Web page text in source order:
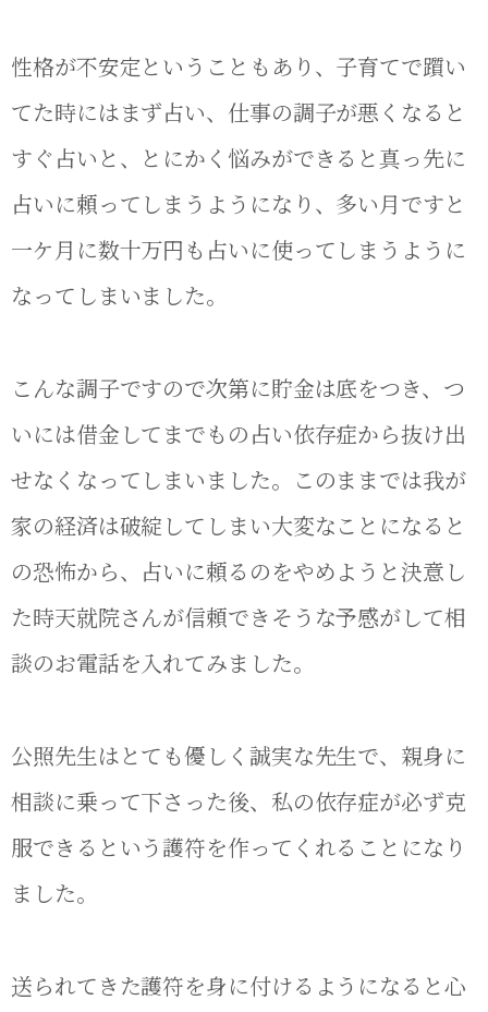
性格が不安定ということもあり、子育てで躓い
てた時にはまず占い、仕事の調子が悪くなると
すぐ占いと、とにかく悩みができると真っ先に
占いに頼ってしまうようになり、多い月ですと
一ケ月に数十万円も占いに使ってしまうように
なってしまいました。
こんな調子ですので次第に貯金は底をつき、つ
いには借金してまでもの占い依存症から抜け出
せなくなってしまいました。このままでは我が
家の経済は破綻してしまい大変なことになると
の恐怖から、占いに頼るのをやめようと決意し
た時天就院さんが信頼できそうな予感がして相
談のお電話を入れてみました。
公照先生はとても優しく誠実な先生で、親身に
相談に乗って下さった後、私の依存症が必ず克
服できるという護符を作ってくれることになり
ました。
送られてきた護符を身に付けるようになると心